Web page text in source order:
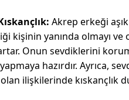
Akrep erkeği aşık
kişinin yanında olmayı ve
Onun sevdiklerini
hazırdır. Ayrıca,
ilişkilerinde kıskançlık